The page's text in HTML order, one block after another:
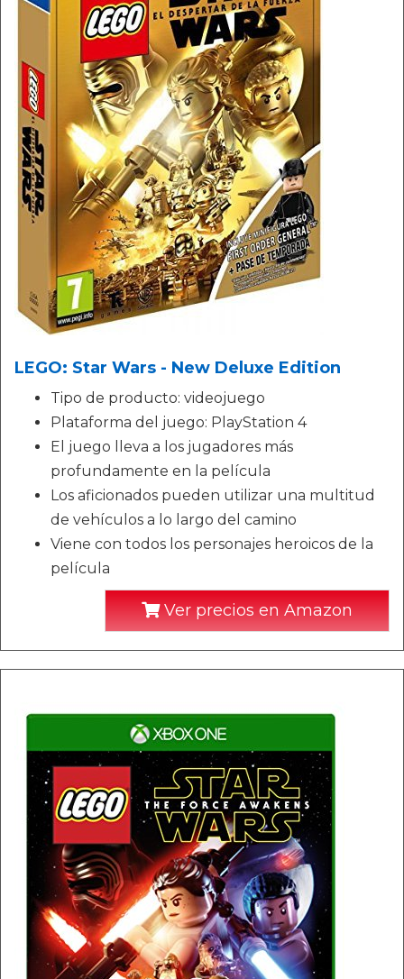
LEGO: Star Wars - New Deluxe Edition
Tipo de producto: videojuego
Plataforma del juego: PlayStation 4
El juego lleva a los jugadores más
profundamente en la película
Los aficionados pueden utilizar una multitud
de vehículos a lo largo del camino
Viene con todos los personajes heroicos de la
película
Ver precios en Amazon